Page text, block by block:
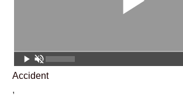
Accident
,